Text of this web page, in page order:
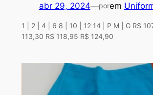
abr 29, 2024—porem
1 | 2 | 4 | 6 8 | 10 | 12 14 | P M | G R$
113,30 R$ 118,95 R$ 124,90